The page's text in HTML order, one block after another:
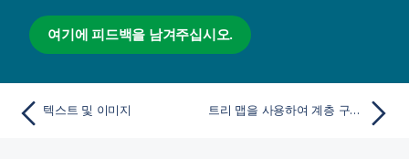
여기에 피드백을 남겨주십시오.
텍스트 및 이미지 트리 맵을 사용하여 계층 구조 데이터 표시